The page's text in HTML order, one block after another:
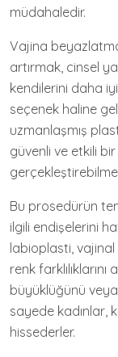
müdahaledir.
Vajina
artırmak, cinsel
kendilerini daha
seçenek haline
uzmanlaşmış
güvenli ve etkili
Bu prosedürün
ilgili endişelerini
labioplasti,
renk
büyüklüğünü veya
sayede kadınlar,
hissederler.